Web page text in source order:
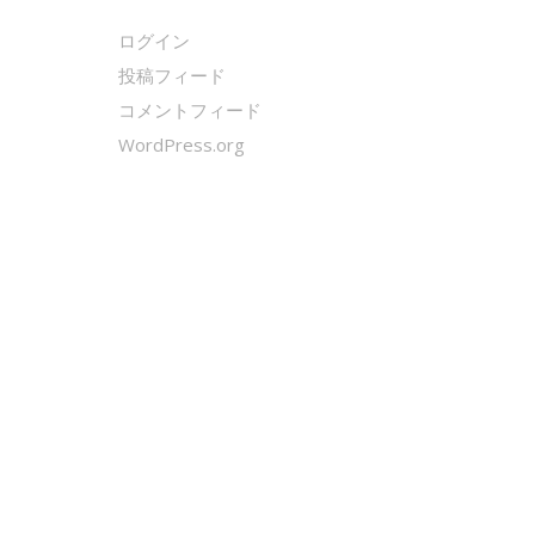
ログイン
投稿フィード
コメントフィード
WordPress.org